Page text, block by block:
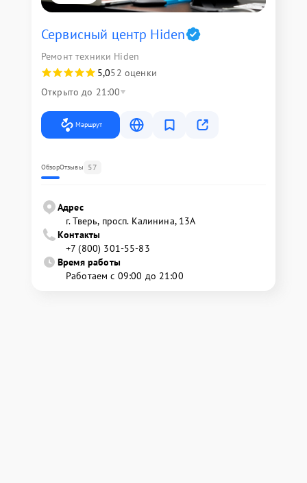
Сервисный центр Hiden
Ремонт техники Hiden
5,052 оценки
Открыто до 21:00
Маршрут
ОбзорОтзывы 57
Адрес
г. Тверь, просп. Калинина, 13А
Контакты
+7 (800) 301-55-83
Время работы
Работаем с 09:00 до 21:00